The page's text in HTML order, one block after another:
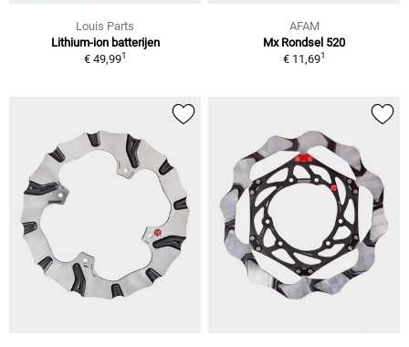
Louis Parts
Lithium-ion batterijen
€ 49,991
AFAM
Mx Rondsel 520
€ 11,691